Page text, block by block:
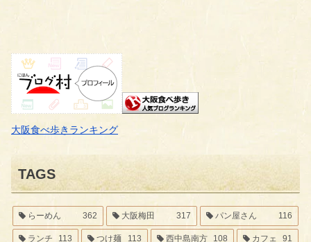
大阪食べ歩きランキング
TAGS
らーめん 362 大阪梅田 317 パン屋さん 116
ランチ 113 つけ麺 113 西中島南方 108 カフェ 91